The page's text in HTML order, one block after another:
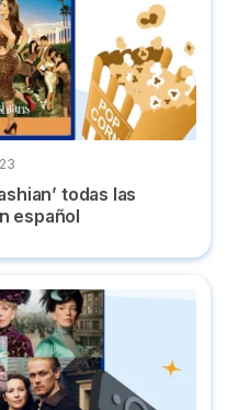
todas las
español
y dónde verlas online